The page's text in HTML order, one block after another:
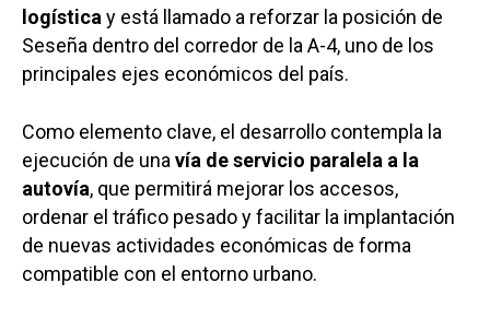
logística y está llamado a reforzar la posición de
Seseña dentro del corredor de la A-4, uno de los
principales ejes económicos del país.
Como elemento clave, el desarrollo contempla la
ejecución de una vía de servicio paralela a la
autovía, que permitirá mejorar los accesos,
ordenar el tráfico pesado y facilitar la implantación
de nuevas actividades económicas de forma
compatible con el entorno urbano.